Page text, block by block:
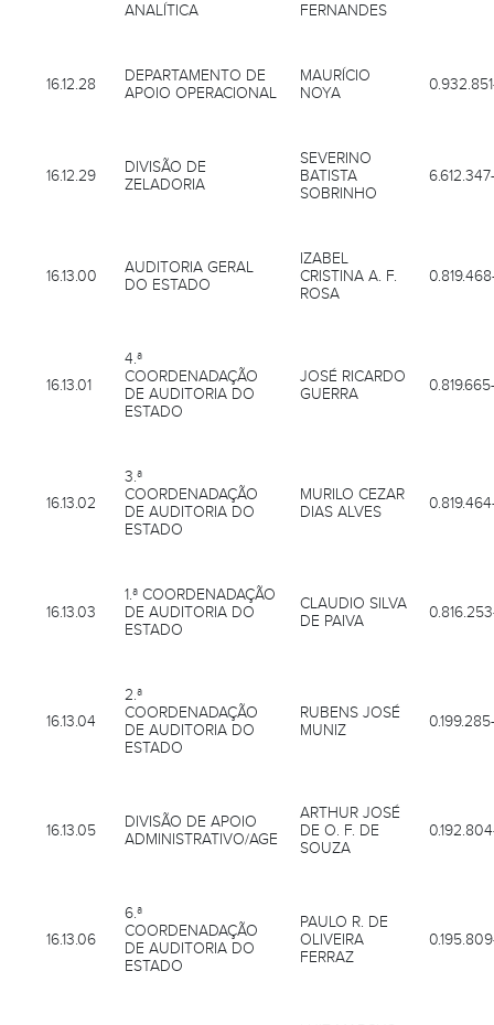
ANALÍTICA
FERNANDES
16.12.28
DEPARTAMENTO DE
APOIO OPERACIONAL
MAURÍCIO
NOYA
16.12.29
DIVISÃO DE
ZELADORIA
SEVERINO
BATISTA
SOBRINHO
16.13.00
AUDITORIA GERAL
DO ESTADO
IZABEL
CRISTINA A. F.
ROSA
16.13.01
4.ª
COORDENADAÇÃO
DE AUDITORIA DO
ESTADO
JOSÉ RICARDO
GUERRA
16.13.02
3.ª
COORDENADAÇÃO
DE AUDITORIA DO
ESTADO
MURILO CEZAR
DIAS ALVES
16.13.03
1.ª COORDENADAÇÃO
DE AUDITORIA DO
ESTADO
CLAUDIO SILVA
DE PAIVA
16.13.04
2.ª
COORDENADAÇÃO
DE AUDITORIA DO
ESTADO
RUBENS JOSÉ
MUNIZ
16.13.05
DIVISÃO DE APOIO
ADMINISTRATIVO/AGE
ARTHUR JOSÉ
DE O. F. DE
SOUZA
16.13.06
6.ª
COORDENADAÇÃO
DE AUDITORIA DO
ESTADO
PAULO R. DE
OLIVEIRA
FERRAZ